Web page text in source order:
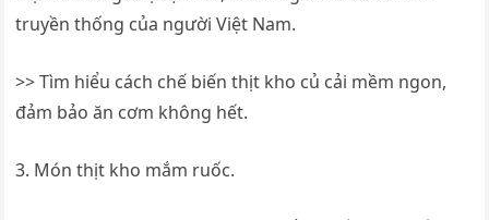
>> Tìm hiểu cách chế biến thịt kho củ cải mềm ngon,
đảm bảo ăn cơm không hết.
3. Món thịt kho mắm ruốc.